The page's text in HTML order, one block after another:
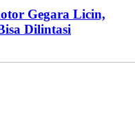
Gegara Licin,
Dilintasi